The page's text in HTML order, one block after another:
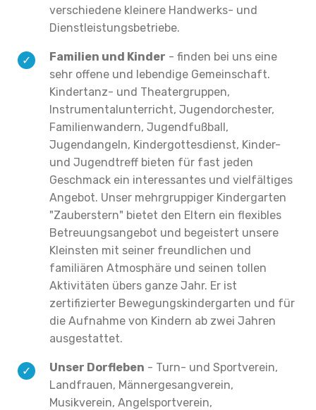
verschiedene kleinere Handwerks- und
Dienstleistungsbetriebe.
Familien und Kinder - finden bei uns eine
sehr offene und lebendige Gemeinschaft.
Kindertanz- und Theatergruppen,
Instrumentalunterricht, Jugendorchester,
Familienwandern, Jugendfußball,
Jugendangeln, Kindergottesdienst, Kinder-
und Jugendtreff bieten für fast jeden
Geschmack ein interessantes und vielfältiges
Angebot. Unser mehrgruppiger Kindergarten
"Zauberstern" bietet den Eltern ein flexibles
Betreuungsangebot und begeistert unsere
Kleinsten mit seiner freundlichen und
familiären Atmosphäre und seinen tollen
Aktivitäten übers ganze Jahr. Er ist
zertifizierter Bewegungskindergarten und für
die Aufnahme von Kindern ab zwei Jahren
ausgestattet.
Unser Dorfleben - Turn- und Sportverein,
Landfrauen, Männergesangverein,
Musikverein, Angelsportverein,